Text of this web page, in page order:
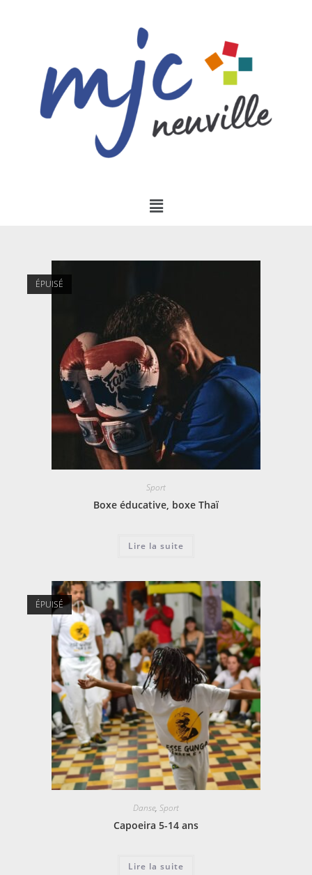
ÉPUISÉ
Sport
Boxe éducative, boxe Thaï
Lire la suite
ÉPUISÉ
Danse, Sport
Capoeira 5-14 ans
Lire la suite